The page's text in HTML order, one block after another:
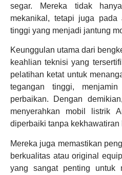
segar. Mereka tidak
mekanikal, tetapi juga pada
tinggi yang menjadi jantung
Keunggulan utama dari
keahlian teknisi yang
pelatihan ketat untuk
tegangan tinggi,
perbaikan. Dengan
menyerahkan mobil listrik
diperbaiki tanpa kekhawatiran
Mereka juga memastikan
berkualitas atau original
yang sangat penting untuk